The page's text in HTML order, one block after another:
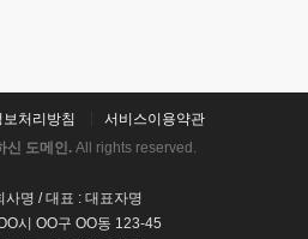
처리방침
서비스이용약관
신 도메인. All rights reserved.
사명 / 대표 : 대표자명
시 OO구 OO동 123-45